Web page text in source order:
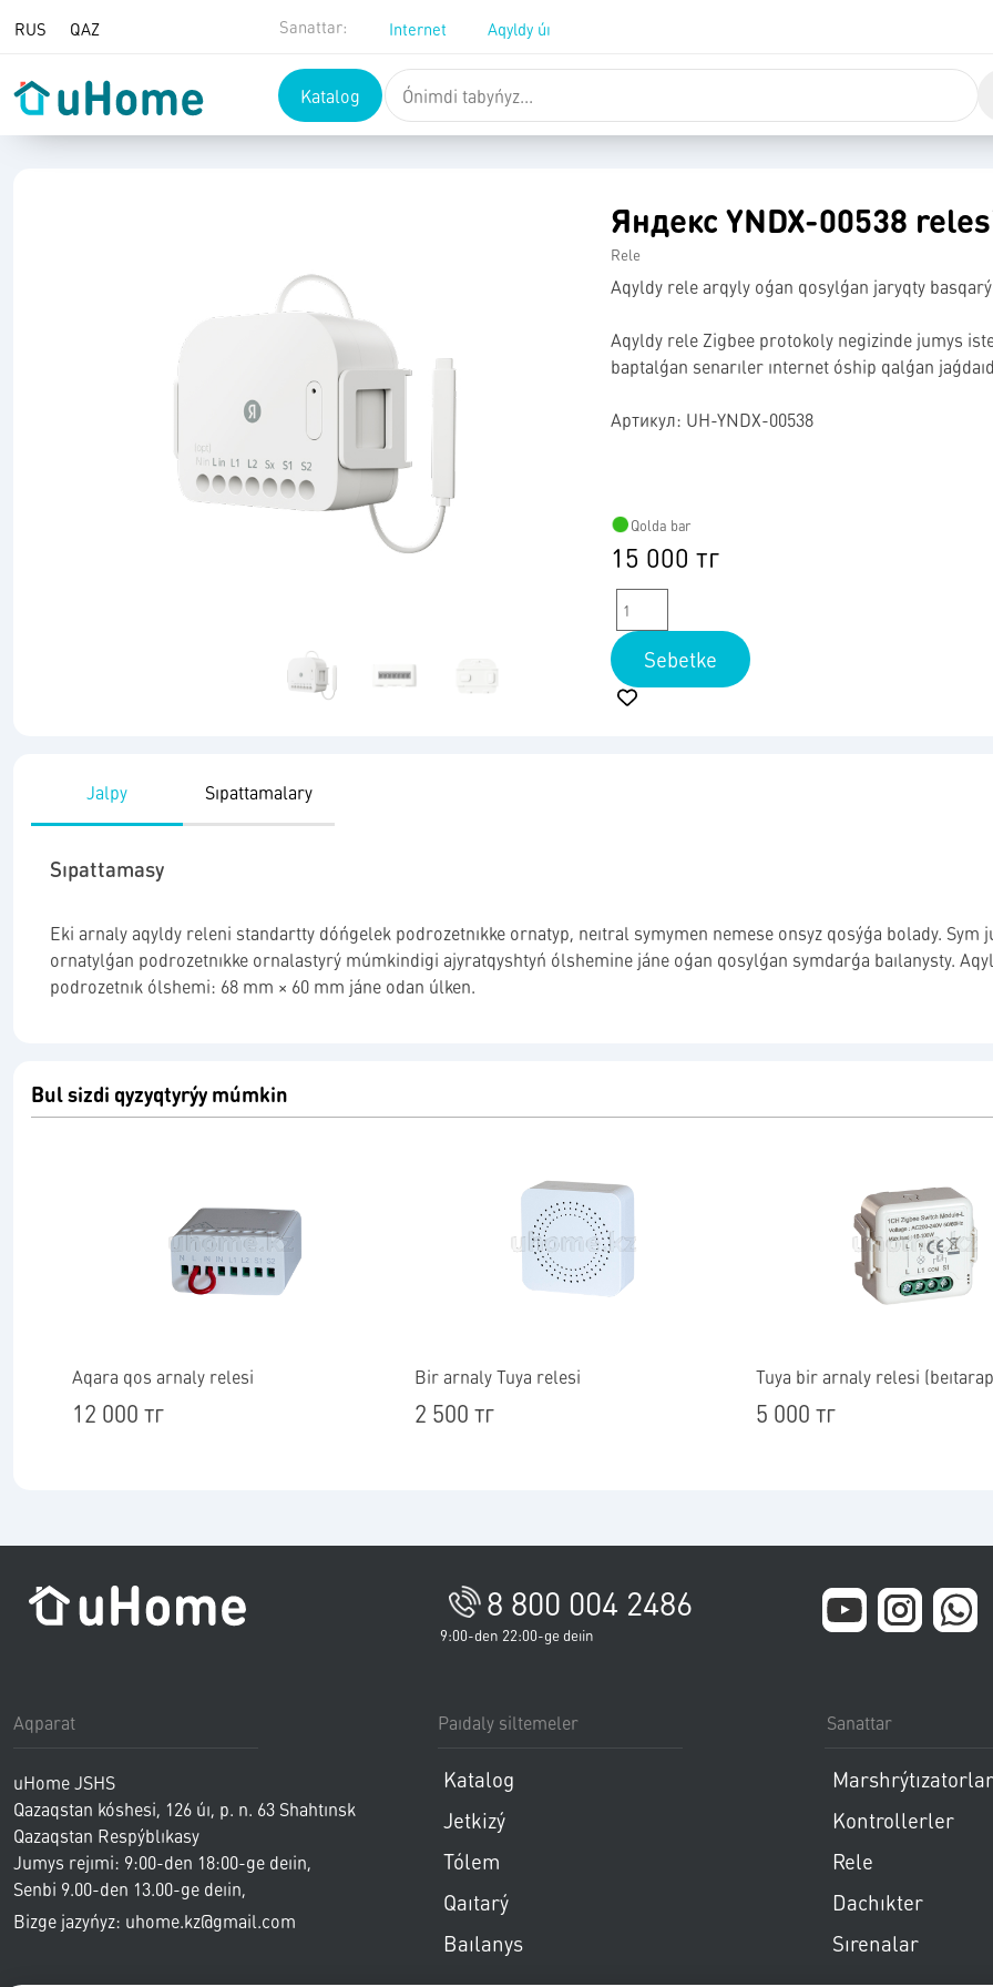
Katalog
Internet Aqyldy úı
Sanattar:
RUS QAZ
Яндекс YNDX-00538
Rele
Aqyldy rele arqyly oǵan qosylǵan jaryqty
Aqyldy rele Zigbee protokoly negizinde jumys
baptalǵan senarıler ınternet óship qalǵan
Артикул: UH-YNDX-00538
Qolda bar
15 000 тг
Sebetke
Jalpy Sıpattamalary
Sıpattamasy
Eki arnaly aqyldy releni standartty dóńgelek podrozetnıkke ornatyp, neıtral symymen nemese onsyz qosýǵa bolady.
ornatylǵan podrozetnıkke ornalastyrý múmkindigi ajyratqyshtyń ólshemine jáne oǵan qosylǵan symdarǵa baılanysty.
podrozetnık ólshemi: 68 mm × 60 mm jáne odan úlken.
Bul sizdi qyzyqtyrýy múmkin
Aqara qos arnaly relesi
12 000 тг
Bir arnaly Tuya relesi
2 500 тг
Tuya bir arnaly relesi
5 000 тг
uHome JSHS
Qazaqstan kóshesi, 126 úı, p. n. 63 Shahtınsk
Qazaqstan Respýblıkasy
Jumys rejımi: 9:00-den 18:00-ge deıin,
Senbi 9.00-den 13.00-ge deıin,
Jeksenbi - demalys
8 800 004 2486
Sanattar
Bizge jazyńyz: uhome.kz@gmail.com
Paıdaly siltemeler
9:00-den 22:00-ge deıin
Aqparat
Marshrýtızatorlar
Kontrollerler
Rele
Dachıkter
Sırenalar
Katalog
Jetkizý
Tólem
Qaıtarý
Baılanys